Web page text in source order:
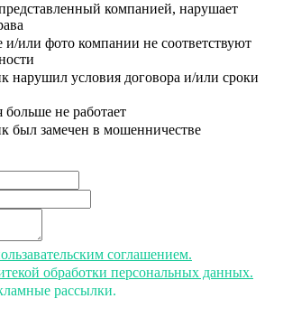
компанией, нарушает
или фото компании не соответствуют
нарушил условия договора и/или сроки
не работает
был замечен в мошенничестве
соглашением.
обработки персональных данных.
рассылки.